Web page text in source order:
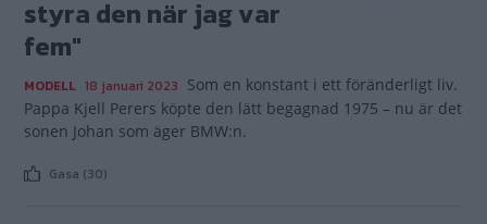
styra den när jag var
fem"
MODELL 18 januari 2023 Som en konstant i ett föränderligt liv.
Pappa Kjell Perers köpte den lätt begagnad 1975 – nu är det
sonen Johan som äger BMW:n.
Gasa (30)